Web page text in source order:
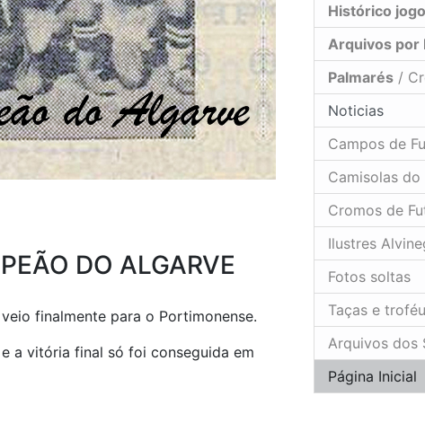
DO ALGARVE
finalmente para o Portimonense.
a vitória final só foi conseguida em
Histórico
Arquivos por
Palmarés /
Noticias
Campos de
Camisolas
Cromos de
Ilustres
Fotos soltas
Taças e
Arquivos dos
Página Inicial